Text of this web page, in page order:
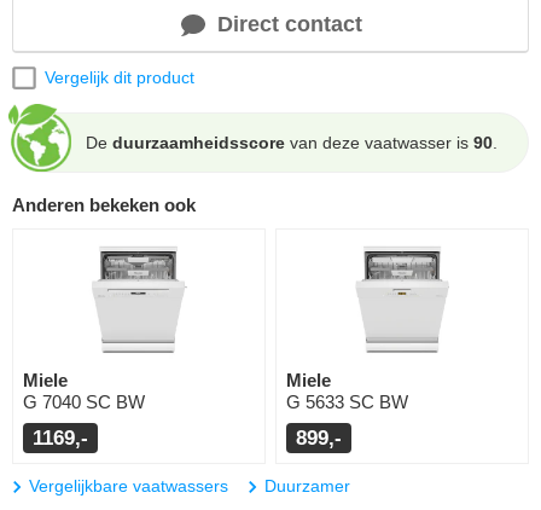
Direct contact
Vergelijk dit product
De duurzaamheidsscore van deze vaatwasser is 90.
Anderen bekeken ook
Miele
G 7040 SC BW
1169,-
Miele
G 5633 SC BW
899,-
Vergelijkbare vaatwassers Duurzamer